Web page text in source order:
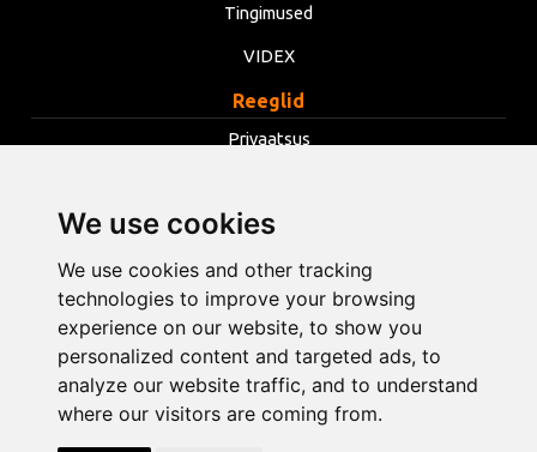
We use cookies
We use cookies and other tracking
technologies to improve your browsing
experience on our website, to show you
personalized content and targeted ads, to
analyze our website traffic, and to understand
where our visitors are coming from.
Tingimused
VIDEX
Reeglid
Privaatsus
Küpsised
Muuda küpsiste seadeid
info@opentools.lv +371 26272360